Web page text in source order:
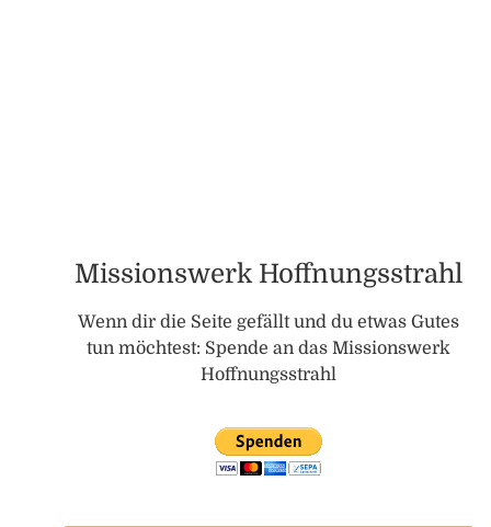
Missionswerk Hoffnungsstrahl
Wenn dir die Seite gefällt und du etwas Gutes
tun möchtest: Spende an das Missionswerk
Hoffnungsstrahl